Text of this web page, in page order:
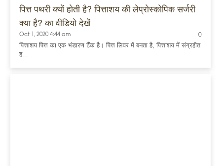
पित्त पथरी क्यों होती है? पित्ताशय की लेप्रोस्कोपिक सर्जरी
क्या है? का वीडियो देखें
Oct 1, 2020 4:44 am 0
पित्ताशय पित्त का एक भंडारण टैंक है। पित्त लिवर में बनता है, पित्ताशय में संग्रहीत
ह...